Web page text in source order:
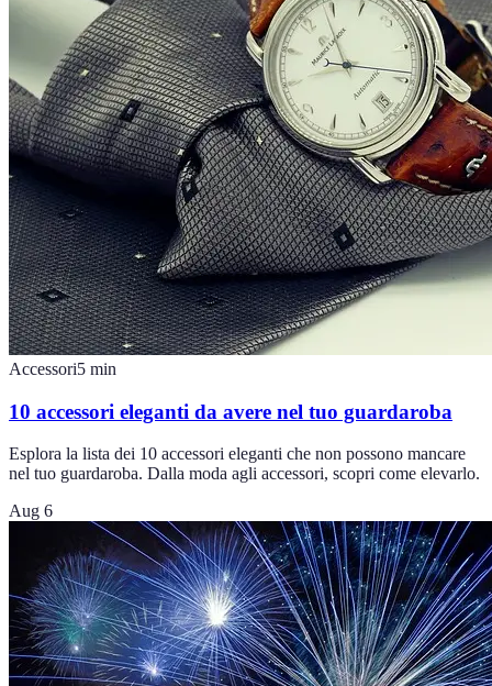
Accessori5 min
10 accessori eleganti da avere nel tuo guardaroba
Esplora la lista dei 10 accessori eleganti che non possono mancare
nel tuo guardaroba. Dalla moda agli accessori, scopri come elevarlo.
Aug 6